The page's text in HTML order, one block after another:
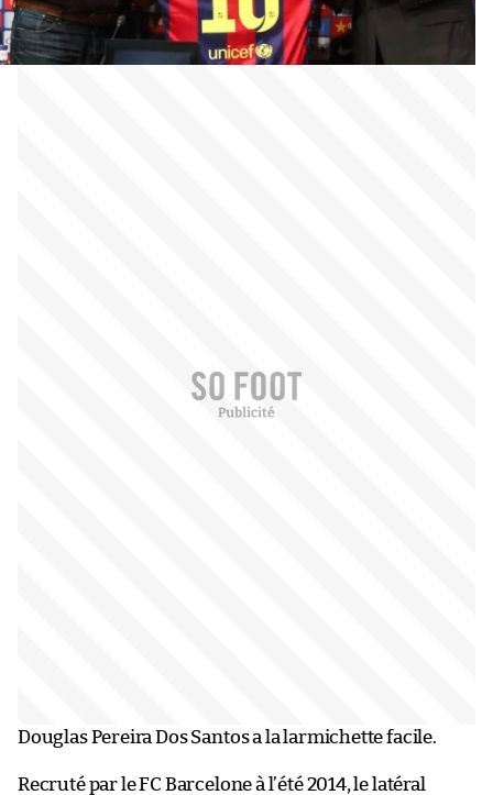
Douglas Pereira Dos Santos a la larmichette facile.
Recruté par le FC Barcelone à l’été 2014, le latéral